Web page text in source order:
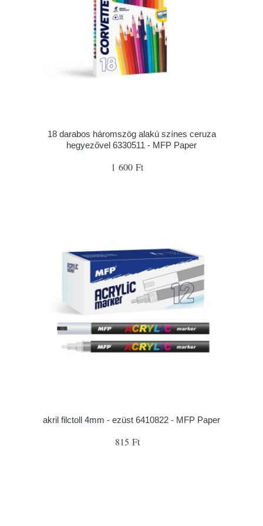
18 darabos háromszög alakú színes ceruza
hegyezővel 6330511 - MFP Paper
1 600 Ft
akril filctoll 4mm - ezüst 6410822 - MFP Paper
815 Ft